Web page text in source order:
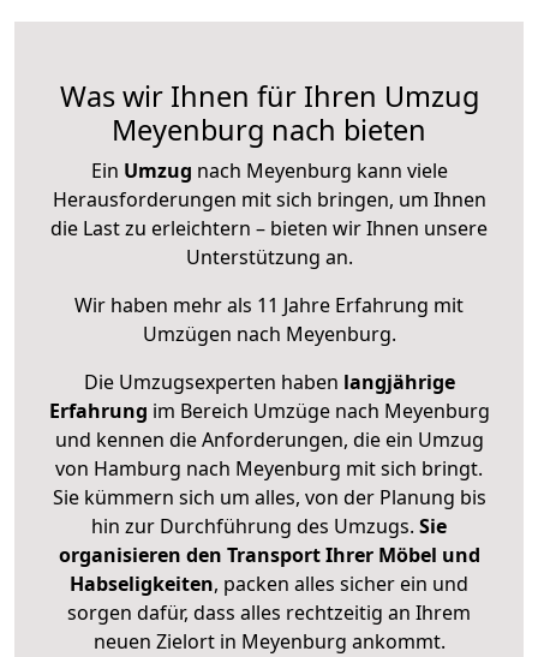
Was wir Ihnen für Ihren Umzug
Meyenburg nach bieten
Ein Umzug nach Meyenburg kann viele
Herausforderungen mit sich bringen, um Ihnen
die Last zu erleichtern – bieten wir Ihnen unsere
Unterstützung an.
Wir haben mehr als 11 Jahre Erfahrung mit
Umzügen nach Meyenburg.
Die Umzugsexperten haben langjährige
Erfahrung im Bereich Umzüge nach Meyenburg
und kennen die Anforderungen, die ein Umzug
von Hamburg nach Meyenburg mit sich bringt.
Sie kümmern sich um alles, von der Planung bis
hin zur Durchführung des Umzugs. Sie
organisieren den Transport Ihrer Möbel und
Habseligkeiten, packen alles sicher ein und
sorgen dafür, dass alles rechtzeitig an Ihrem
neuen Zielort in Meyenburg ankommt.